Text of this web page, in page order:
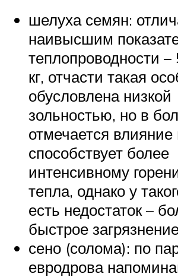
шелуха семян:
наивысшим
теплопроводности –
кг, отчасти такая
обусловлена низкой
зольностью, но в
отмечается
способствует более
интенсивному
тепла, однако у
есть недостаток –
быстрое
сено (солома): по
евродрова